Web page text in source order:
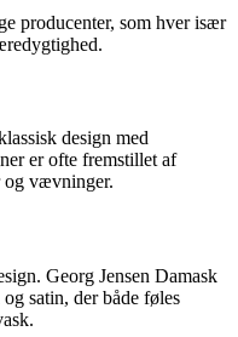
producenter, som hver især
design med
er ofte fremstillet af
og vævninger.
Georg Jensen Damask
satin, der både føles